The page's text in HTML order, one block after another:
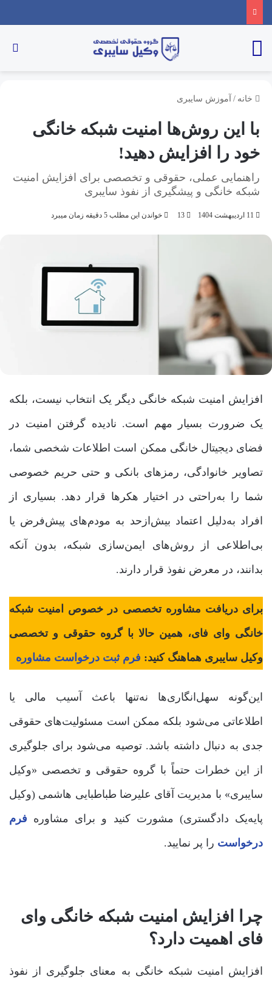
خانه / آموزش سایبری
با این روش‌ها امنیت شبکه خانگی
خود را افزایش دهید!
راهنمایی عملی، حقوقی و تخصصی برای افزایش امنیت
شبکه خانگی و پیشگیری از نفوذ سایبری
11 اردیبهشت 1404 13 خواندن این مطلب 5 دقیقه زمان میبرد
افزایش امنیت شبکه خانگی دیگر یک انتخاب نیست، بلکه
یک ضرورت بسیار مهم است. نادیده گرفتن امنیت در
فضای دیجیتال خانگی ممکن است اطلاعات شخصی شما،
تصاویر خانوادگی، رمزهای بانکی و حتی حریم خصوصی
شما را به‌راحتی در اختیار هکرها قرار دهد. بسیاری از
افراد به‌دلیل اعتماد بیش‌ازحد به مودم‌های پیش‌فرض یا
بی‌اطلاعی از روش‌های ایمن‌سازی شبکه، بدون آنکه
بدانند، در معرض نفوذ قرار دارند.
برای دریافت مشاوره تخصصی در خصوص امنیت شبکه
خانگی وای فای، همین حالا با گروه حقوقی و تخصصی
وکیل سایبری هماهنگ کنید: فرم ثبت درخواست مشاوره
این‌گونه سهل‌انگاری‌ها نه‌تنها باعث آسیب مالی یا
اطلاعاتی می‌شود بلکه ممکن است مسئولیت‌های حقوقی
جدی به دنبال داشته باشد. توصیه می‌شود برای جلوگیری
از این خطرات حتماً با گروه حقوقی و تخصصی «وکیل
سایبری» با مدیریت آقای علیرضا طباطبایی هاشمی (وکیل
پایه‌یک دادگستری) مشورت کنید و برای مشاوره فرم
درخواست را پر نمایید.
چرا افزایش امنیت شبکه خانگی وای
فای اهمیت دارد؟
افزایش امنیت شبکه خانگی به معنای جلوگیری از نفوذ